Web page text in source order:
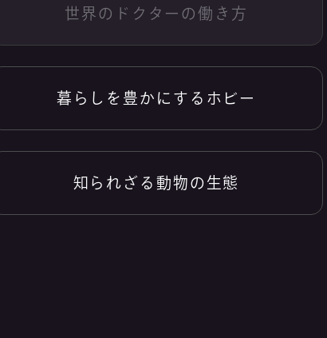
世界のドクターの働き方
暮らしを豊かにするホビー
知られざる動物の生態